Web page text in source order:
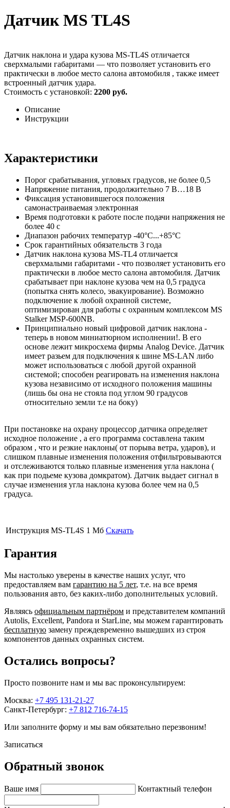
Датчик MS TL4S
Датчик наклона и удара кузова MS-TL4S отличается
сверхмалыми габаритами — что позволяет установить его
практически в любое место салона автомобиля , также имеет
встроенный датчик удара.
Стоимость с установкой: 2200 руб.
Описание
Инструкции
Характеристики
Порог срабатывания, угловых градусов, не более 0,5
Напряжение питания, продолжительно 7 В…18 В
Фиксация установившегося положения
самонастраиваемая электронная
Время подготовки к работе после подачи напряжения не
более 40 с
Диапазон рабочих температур -40°С...+85°С
Срок гарантийных обязательств 3 года
Датчик наклона кузова MS-TL4 отличается
сверхмалыми габаритами - что позволяет установить его
практически в любое место салона автомобиля. Датчик
срабатывает при наклоне кузова чем на 0,5 градуса
(попытка снять колесо, эвакуирование). Возможно
подключение к любой охранной системе,
оптимизирован для работы с охранным комплексом MS
Stalker MSP-600NB.
Принципиально новый цифровой датчик наклона -
теперь в новом миниатюрном исполнении!. В его
основе лежит микросхема фирмы Analog Device. Датчик
имеет разьем для подключения к шине MS-LAN либо
может использоваться с любой другой охранной
системой; способен реагировать на изменения наклона
кузова независимо от исходного положения машины
(лишь бы она не стояла под углом 90 градусов
относительно земли т.е на боку)
При постановке на охрану процессор датчика определяет
исходное положение , а его программа составлена таким
образом , что и резкие наклоны( от порыва ветра, ударов), и
слишком плавные изменения положения отфильтровываются
и отслеживаются только плавные изменения угла наклона (
как при подьеме кузова домкратом). Датчик выдает сигнал в
случае изменения угла наклона кузова более чем на 0,5
градуса.
Инструкция MS-TL4S 1 Мб Скачать
Гарантия
Мы настолько уверены в качестве наших услуг, что
предоставляем вам гарантию на 5 лет, т.е. на все время
пользования авто, без каких-либо дополнительных условий.
Являясь официальным партнёром и представителем компаний
Autolis, Excellent, Pandora и StarLine, мы можем гарантировать
бесплатную замену преждевременно вышедших из строя
компонентов данных охранных систем.
Остались вопросы?
Просто позвоните нам и мы вас проконсультируем:
Москва: +7 495 131-21-27
Санкт-Петербург: +7 812 716-74-15
Или заполните форму и мы вам обязательно перезвоним!
Записаться
Обратный звонок
Ваше имя Контактный телефон